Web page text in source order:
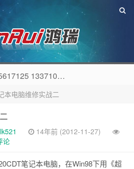
免费故障咨询：15065617125 13371057808 QQ：56914576
本电脑维修实战二
14年前 (2012-11-27)
论
笔记本电脑，在Win98下用《超